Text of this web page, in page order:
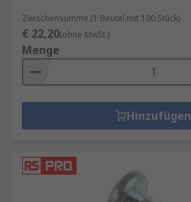
Zwischensumme (1 Beutel mit 100 Stück)
€ 22,20(ohne MwSt.)
Menge
Hinzufügen